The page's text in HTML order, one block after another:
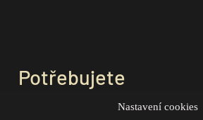
Nastavení cookies
Potřebujete